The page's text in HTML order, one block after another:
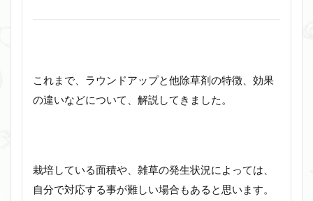
これまで、ラウンドアップと他除草剤の特徴、効果
の違いなどについて、解説してきました。
栽培している面積や、雑草の発生状況によっては、
自分で対応する事が難しい場合もあると思います。